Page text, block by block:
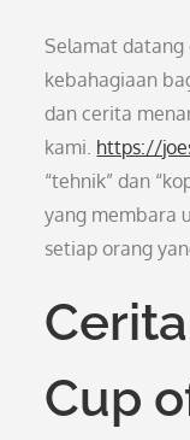
Selamat datang
kebahagiaan
dan cerita
kami. https://
“tehnik” dan
yang membara
setiap orang
Cup